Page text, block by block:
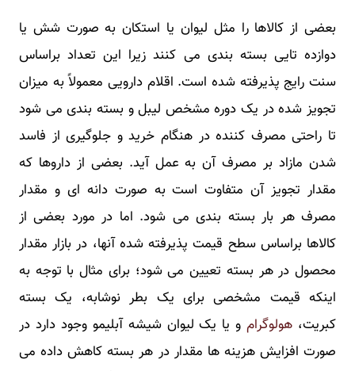
بعضی از کالاها را مثل لیوان یا استکان به صورت شش یا
دوازده تایی بسته بندی می کنند زیرا این تعداد براساس
سنت رایج پذیرفته شده است. اقلام دارویی معمولاً به میزان
تجویز شده در یک دوره مشخص لیبل و بسته بندی می شود
تا راحتی مصرف کننده در هنگام خرید و جلوگیری از فاسد
شدن مازاد بر مصرف آن به عمل آید. بعضی از داروها که
مقدار تجویز آن متفاوت است به صورت دانه ای و مقدار
مصرف هر بار بسته بندی می شود. اما در مورد بعضی از
کالاها براساس سطح قیمت پذیرفته شده آنها، در بازار مقدار
محصول در هر بسته تعیین می شود؛ برای مثال با توجه به
اینکه قیمت مشخصی برای یک بطر نوشابه، یک بسته
کبریت، هولوگرامو یا یک لیوان شیشه آبلیمو وجود دارد در
صورت افزایش هزینه ها مقدار در هر بسته کاهش داده می